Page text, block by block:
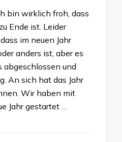
bin wirklich froh, dass
Ende ist. Leider
im neuen Jahr
anders ist, aber es
und
An sich hat das Jahr
Wir haben mit
Jahr gestartet …